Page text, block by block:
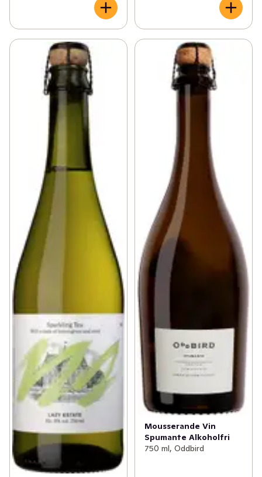
Mousserande Vin
Spumante Alkoholfri
750 ml, Oddbird